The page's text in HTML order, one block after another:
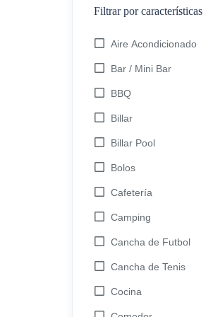
Filtrar por características
Aire Acondicionado
Bar / Mini Bar
BBQ
Billar
Billar Pool
Bolos
Cafetería
Camping
Cancha de Futbol
Cancha de Tenis
Cocina